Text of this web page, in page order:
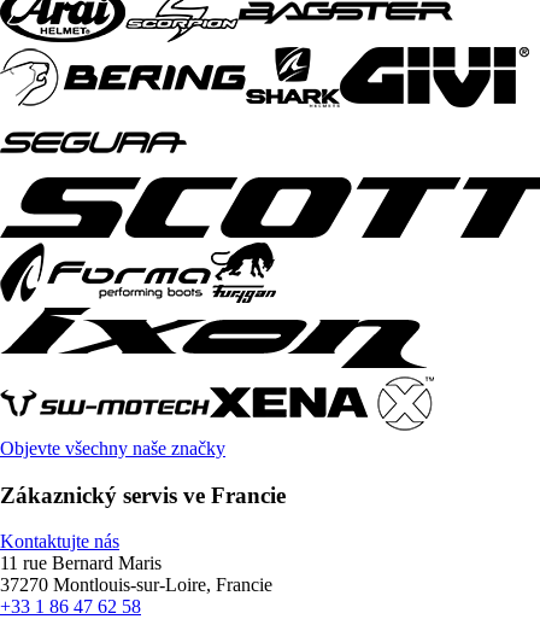
Objevte všechny naše značky
Zákaznický servis ve Francie
Kontaktujte nás
11 rue Bernard Maris
37270 Montlouis-sur-Loire, Francie
+33 1 86 47 62 58